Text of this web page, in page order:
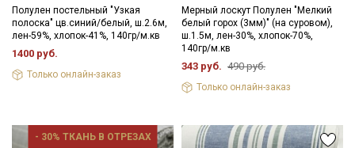
Полулен постельный "Узкая
полоска" цв.синий/белый, ш.2.6м,
лен-59%, хлопок-41%, 140гр/м.кв
1400 руб.
Только онлайн-заказ
Мерный лоскут Полулен "Мелкий
белый горох (3мм)" (на суровом),
ш.1.5м, лен-30%, хлопок-70%,
140гр/м.кв
343 руб. 490 руб.
Только онлайн-заказ
- 30% ТКАНЬ В ОТРЕЗАХ
Секретная рассылка от Купава
Мы публикуем здесь дополнительные
категории тканей